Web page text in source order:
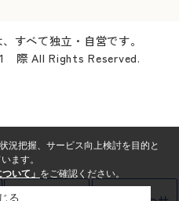
すべて独立・自営です。
際 All Rights Reserved.
況把握、サービス向上検討を目的と
ます。
いて」 をご確認ください。
る